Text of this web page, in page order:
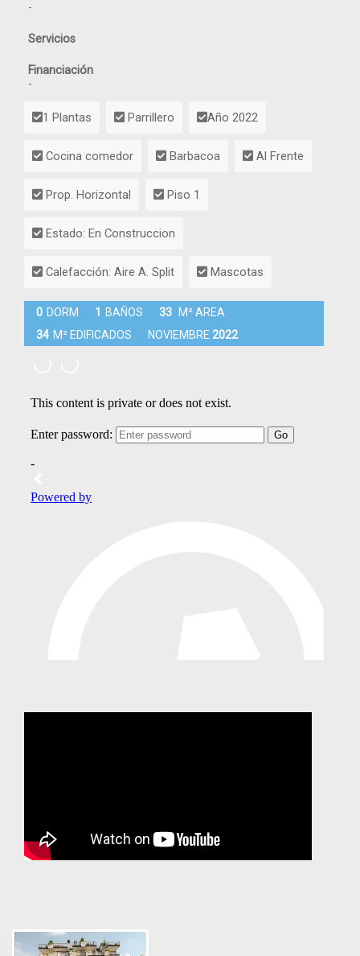
-
Servicios
Financiación
-
1 Plantas Parrillero Año 2022
Cocina comedor Barbacoa Al Frente
Prop. Horizontal Piso 1
Estado: En Construccion
Calefacción: Aire A. Split Mascotas
0 DORM 1 BAÑOS 33
M² AREA
34 M² EDIFICADOS NOVIEMBRE 2022